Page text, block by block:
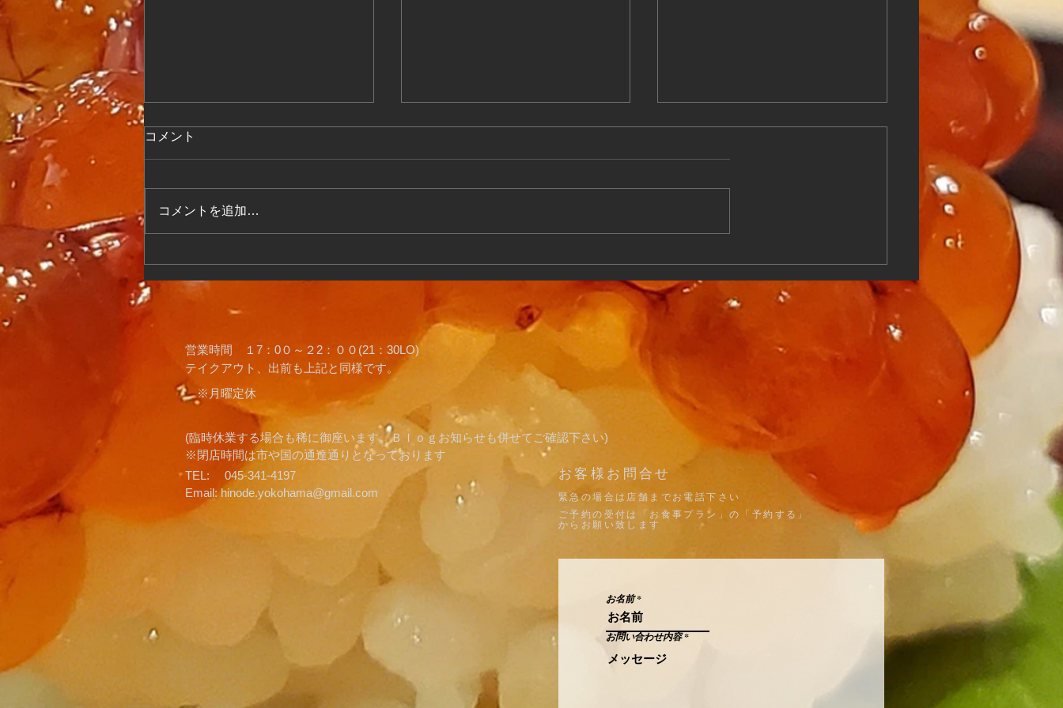
ントが復活！知って、考え
て、食べて、広めよう！ 日ノ
出茶屋「ぶん投げ祭り」開催
る。「横浜市地域循環油プロ
リニューアル！
コメント
コメントを追加…
​営業時間 １7：0０～２2：００(21：30LO)
​テイクアウト、出前も上記と同様です。
※月曜定休
(臨時休業する場合も稀に御座います。Ｂｌｏｇお知らせも併せてご確認下さい)
​※閉店時間は市や国の通達通りとなっております
TEL: 045-341-4197
Email:hinode.yokohama@gmail.com
​お客様お問合せ
​緊急の場合は店舗までお電話下さい
ご予約の受付は「お食事プラン」の「予約する」
からお願い致します
お名前
お問い合わせ内容